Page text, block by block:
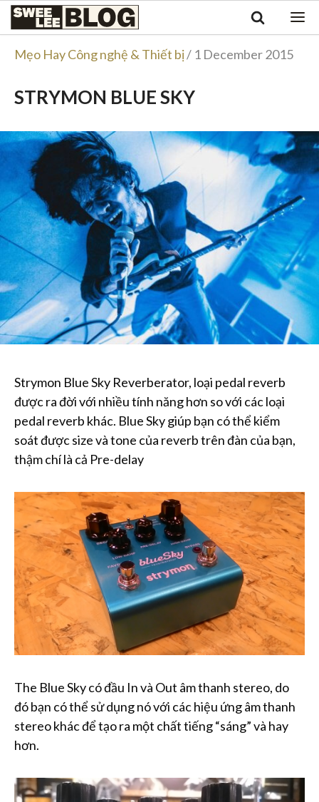
Singapore
Malaysia
Tiếng Việt
Swee
Blog
Mẹo Hay Công nghệ & Thiết bị/ 1 December 2015
STRYMON BLUE SKY
Strymon Blue Sky Reverberator, loại pedal reverb
được ra đời với nhiều tính năng hơn so với các loại
pedal reverb khác. Blue Sky giúp bạn có thể kiểm
soát được size và tone của reverb trên đàn của bạn,
thậm chí là cả Pre-delay
The Blue Sky có đầu In và Out âm thanh stereo, do
đó bạn có thể sử dụng nó với các hiệu ứng âm thanh
stereo khác để tạo ra một chất tiếng “sáng” và hay
hơn.